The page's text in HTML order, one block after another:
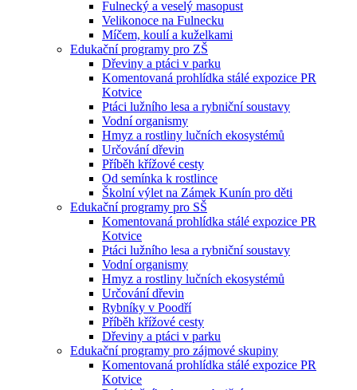
Fulnecký a veselý masopust
Velikonoce na Fulnecku
Míčem, koulí a kuželkami
Edukační programy pro ZŠ
Dřeviny a ptáci v parku
Komentovaná prohlídka stálé expozice PR
Kotvice
Ptáci lužního lesa a rybniční soustavy
Vodní organismy
Hmyz a rostliny lučních ekosystémů
Určování dřevin
Příběh křížové cesty
Od semínka k rostlince
Školní výlet na Zámek Kunín pro děti
Edukační programy pro SŠ
Komentovaná prohlídka stálé expozice PR
Kotvice
Ptáci lužního lesa a rybniční soustavy
Vodní organismy
Hmyz a rostliny lučních ekosystémů
Určování dřevin
Rybníky v Poodří
Příběh křížové cesty
Dřeviny a ptáci v parku
Edukační programy pro zájmové skupiny
Komentovaná prohlídka stálé expozice PR
Kotvice